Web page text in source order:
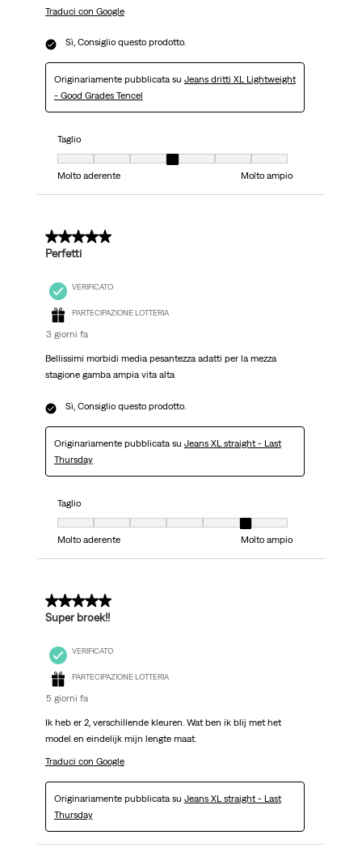
Traduci con Google
Sì, Consiglio questo prodotto.
Originariamente pubblicata su Jeans dritti XL Lightweight
- Good Grades Tencel
Taglio
Taglio, 4 su 7, dove 1 è uguale a Molto aderente e 7 è uguale a Molto
Molto aderente
Molto ampio
5 su 5 stelle.
Perfetti
VERIFICATO
PARTECIPAZIONE LOTTERIA
3 giorni fa
Bellissimi morbidi media pesantezza adatti per la mezza
stagione gamba ampia vita alta
Sì, Consiglio questo prodotto.
Originariamente pubblicata su Jeans XL straight - Last
Thursday
Taglio
Taglio, 6 su 7, dove 1 è uguale a Molto aderente e 7 è uguale a Molto
Molto aderente
Molto ampio
5 su 5 stelle.
Super broek!!
VERIFICATO
PARTECIPAZIONE LOTTERIA
5 giorni fa
Ik heb er 2, verschillende kleuren. Wat ben ik blij met het
model en eindelijk mijn lengte maat.
Traduci con Google
Originariamente pubblicata su Jeans XL straight - Last
Thursday